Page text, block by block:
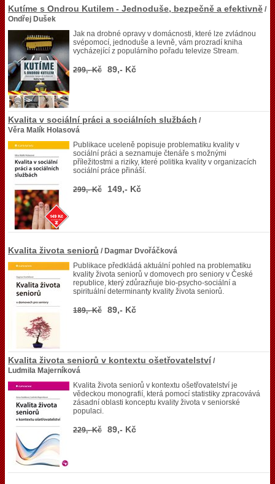
Kutíme s Ondrou Kutilem - Jednoduše, bezpečně a efektivně /
Ondřej Dušek
Jak na drobné opravy v domácnosti, které lze zvládnou
svépomocí, jednoduše a levně, vám prozradí kniha
vycházející z populárního pořadu televize Stream.
299,- Kč 89,- Kč
Kvalita v sociální práci a sociálních službách /
Věra Malík Holasová
Publikace uceleně popisuje problematiku kvality v
sociální práci a seznamuje čtenáře s možnými
příležitostmi a riziky, které politika kvality v organizacích
sociální práce přináší.
299,- Kč 149,- Kč
Kvalita života seniorů / Dagmar Dvořáčková
Publikace předkládá aktuální pohled na problematiku
kvality života seniorů v domovech pro seniory v České
republice, který zdůrazňuje bio-psycho-sociální a
spirituální determinanty kvality života seniorů.
189,- Kč 89,- Kč
Kvalita života seniorů v kontextu ošetřovatelství /
Ludmila Majerníková
Kvalita života seniorů v kontextu ošetřovatelství je
vědeckou monografií, která pomocí statistiky zpracovává
zásadní oblasti konceptu kvality života v seniorské
populaci.
229,- Kč 89,- Kč